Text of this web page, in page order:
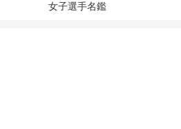
女子選手名鑑